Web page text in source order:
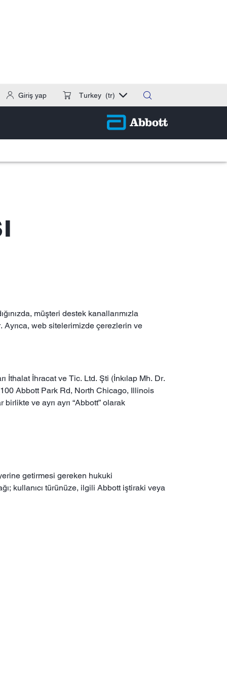
Giriş yap Turkey (tr)
müşteri destek kanallarımızla
Ayrıca, web sitelerimizde çerezlerin ve
İthalat İhracat ve Tic. Ltd. Şti (İnkılap Mh. Dr.
Abbott Park Rd, North Chicago, Illinois
ve ayrı ayrı “Abbott” olarak
getirmesi gereken hukuki
kullanıcı türünüze, ilgili Abbott iştiraki veya